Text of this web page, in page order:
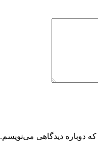
دوباره دیدگاهی می‌نویسم.